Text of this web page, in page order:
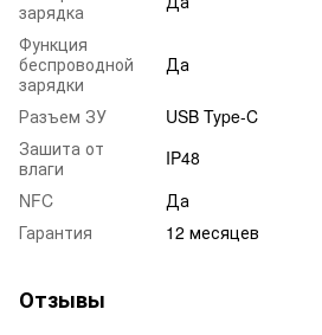
зарядка
Функция
беспроводной
зарядки
Да
Разъем ЗУ
USB Type-C
Зашита от
влаги
IP48
NFC
Да
Гарантия
12 месяцев
Отзывы